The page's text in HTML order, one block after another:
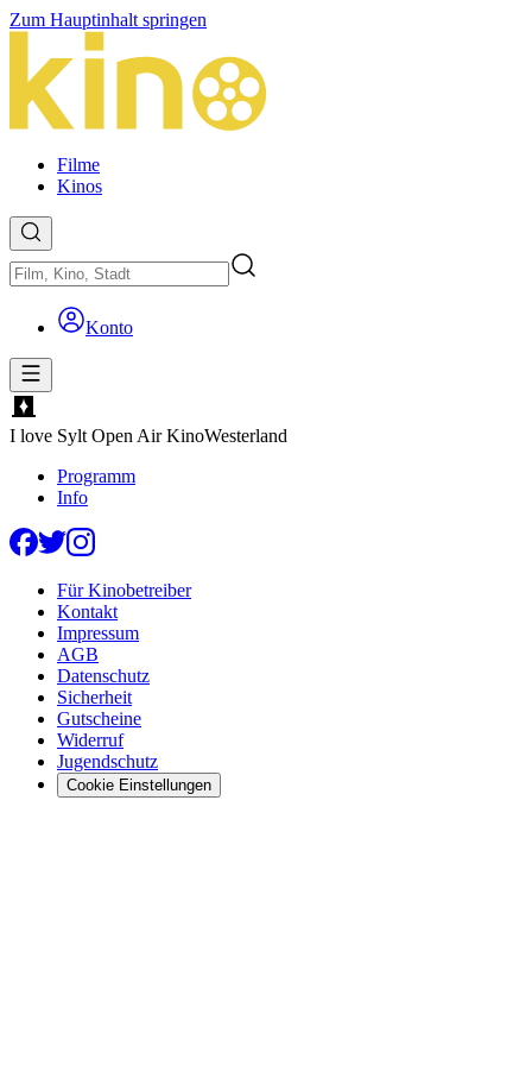
Zum Hauptinhalt springen
Filme
Kinos
Konto
I love Sylt Open Air KinoWesterland
Programm
Info
Für Kinobetreiber
Kontakt
Impressum
AGB
Datenschutz
Sicherheit
Gutscheine
Widerruf
Jugendschutz
Cookie Einstellungen